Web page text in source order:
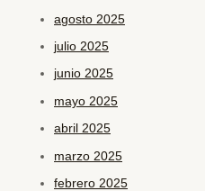
agosto 2025
julio 2025
junio 2025
mayo 2025
abril 2025
marzo 2025
febrero 2025